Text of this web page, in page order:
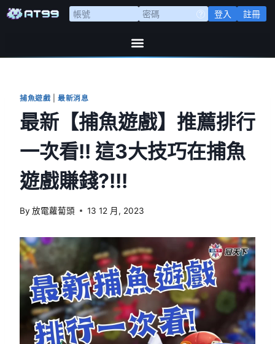
登入 註冊
捕魚遊戲 |最新消息
最新【捕魚遊戲】推薦排行
一次看!! 這3大技巧在捕魚
遊戲賺錢?!!!
By 放電蘿蔔頭 13 12 月, 2023